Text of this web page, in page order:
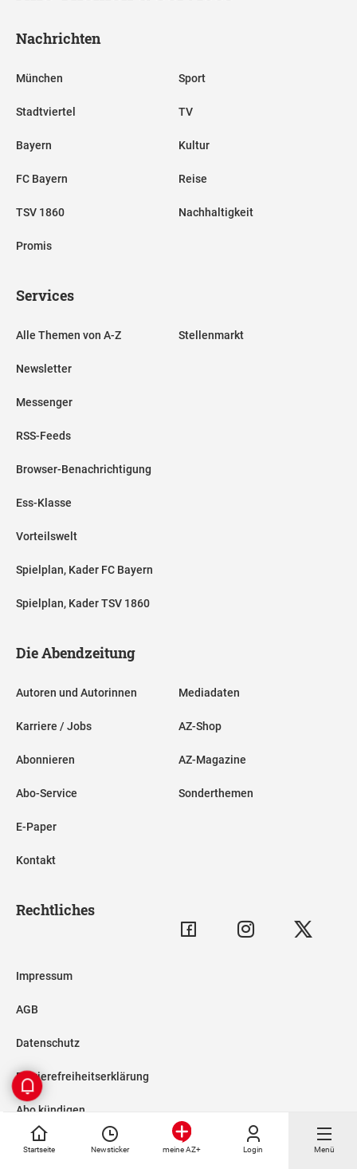
Startseite Newsticker meine AZ+ Login Menü
Nachrichten
München
Stadtviertel
Bayern
FC Bayern
TSV 1860
Promis
Sport
TV
Kultur
Reise
Nachhaltigkeit
Services
Alle Themen von A-Z
Newsletter
Messenger
RSS-Feeds
Browser-Benachrichtigung
Ess-Klasse
Vorteilswelt
Spielplan, Kader FC Bayern
Spielplan, Kader TSV 1860
Stellenmarkt
Die Abendzeitung
Autoren und Autorinnen
Karriere / Jobs
Abonnieren
Abo-Service
E-Paper
Kontakt
Mediadaten
AZ-Shop
AZ-Magazine
Sonderthemen
Rechtliches
Impressum
AGB
Datenschutz
Barrierefreiheitserklärung
Abo kündigen
Datenschutzeinstellungen